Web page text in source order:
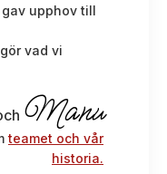
upphov till
vad vi
Manu
teamet och vår
historia.